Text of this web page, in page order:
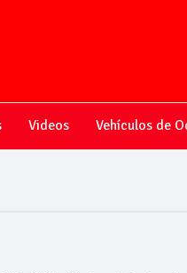
Videos Vehículos de